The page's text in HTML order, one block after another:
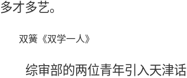
多才多艺。
双簧《双学一人》
综审部的两位青年引入天津